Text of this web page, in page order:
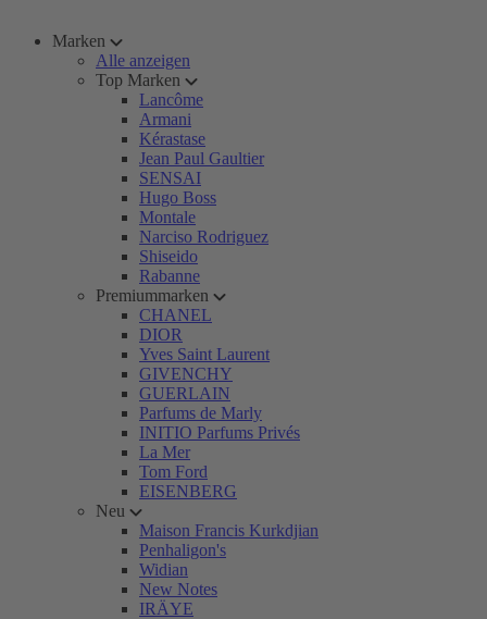
Marken
Alle anzeigen
Top Marken
Lancôme
Armani
Kérastase
Jean Paul Gaultier
SENSAI
Hugo Boss
Montale
Narciso Rodriguez
Shiseido
Rabanne
Premiummarken
CHANEL
DIOR
Yves Saint Laurent
GIVENCHY
GUERLAIN
Parfums de Marly
INITIO Parfums Privés
La Mer
Tom Ford
EISENBERG
Neu
Maison Francis Kurkdjian
Penhaligon's
Widian
New Notes
IRÄYE